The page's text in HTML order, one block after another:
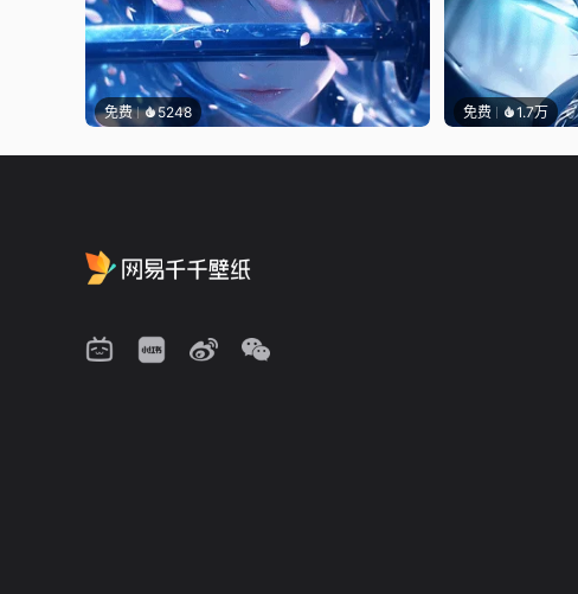
免费 5248 免费 1.7万